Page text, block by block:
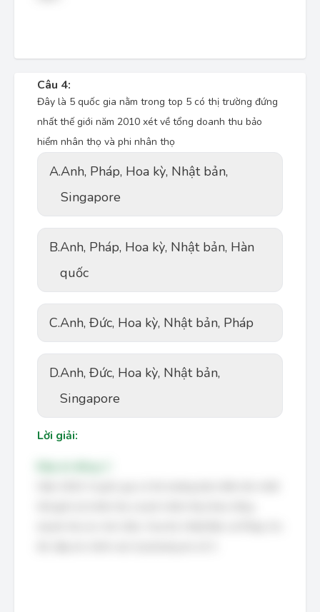
Câu 4:
Đây là 5 quốc gia nằm trong top 5 có thị trường đứng
nhất thế giới năm 2010 xét về tổng doanh thu bảo
hiểm nhân thọ và phi nhân thọ
A.Anh, Pháp, Hoa kỳ, Nhật bản,
Singapore
B.Anh, Pháp, Hoa kỳ, Nhật bản, Hàn
quốc
C.Anh, Đức, Hoa kỳ, Nhật bản, Pháp
D.Anh, Đức, Hoa kỳ, Nhật bản,
Singapore
Lời giải: